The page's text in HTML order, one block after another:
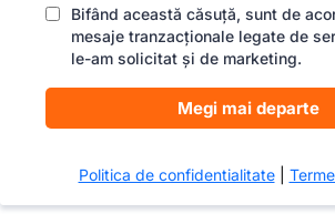
Bifând această căsuță, sunt de
mesaje tranzacționale legate de
le-am solicitat și de marketing.
Megi mai departe
Politica de confidentialitate|